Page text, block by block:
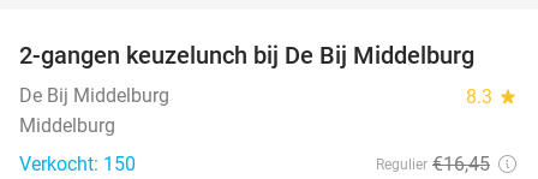
42%
2-gangen keuzelunch bij De Bij Middelburg
De Bij Middelburg 8.3 star
Middelburg
Verkocht: 150
Regulier €16,45